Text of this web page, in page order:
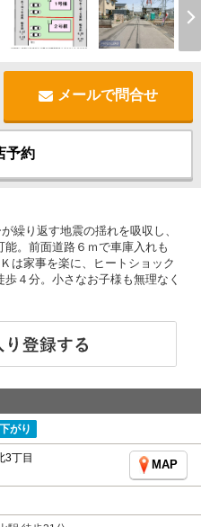
メールで問合せ
予約
繰り返す地震の揺れを吸収し、
。前面道路６ｍで車庫入れも
は家事を楽に、ヒートショック
４分。小さなお子様も無理なく
がり
3丁目
MAP